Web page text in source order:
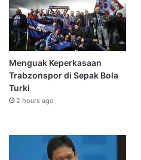
Menguak Keperkasaan
Trabzonspor di Sepak Bola
Turki
2 hours ago